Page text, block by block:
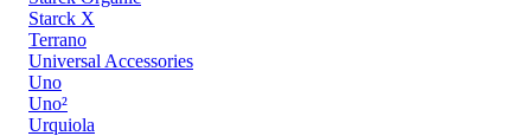
Starck X
Terrano
Universal Accessories
Uno
Uno²
Urquiola